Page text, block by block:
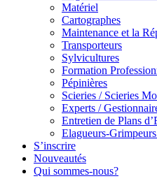
Matériel
Cartographes
Maintenance et la
Transporteurs
Sylvicultures
Formation
Pépinières
Scieries / Scieries
Experts /
Entretien de Plans
Elagueurs-
S’inscrire
Nouveautés
Qui sommes-nous?